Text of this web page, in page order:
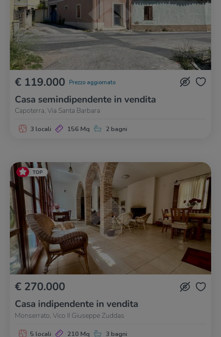
€ 119.000 Prezzo aggiornato
Casa semindipendente in vendita
Capoterra, Via Santa Barbara
3 locali 156 Mq 2 bagni
TOP
€ 270.000
Casa indipendente in vendita
Monserrato, Vico II Giuseppe Zuddas
5 locali 210 Mq 3 bagni